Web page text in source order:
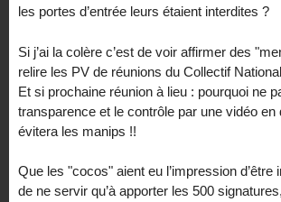
les portes d’entrée leurs étaient interdites ?
Si j’ai la colère c’est de voir affirmer des
relire les PV de réunions du Collectif
Et si prochaine réunion à lieu : pourquoi ne
transparence et le contrôle par une vidéo en
évitera les manips !!
Que les "cocos" aient eu l’impression d’être
de ne servir qu’à apporter les 500